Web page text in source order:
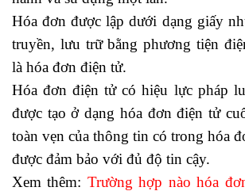
Hóa đơn được lập dưới dạng giấy
truyền, lưu trữ bằng phương tiện
là hóa đơn điện tử.
Hóa đơn điện tử có hiệu lực pháp
được tạo ở dạng hóa đơn điện tử
toàn vẹn của thông tin có trong hóa
được đảm bảo với đủ độ tin cậy.
Xem thêm: Trường hợp nào hóa